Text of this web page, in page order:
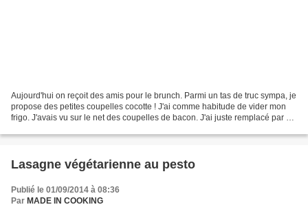
Aujourd'hui on reçoit des amis pour le brunch. Parmi un tas de truc sympa, je
propose des petites coupelles cocotte ! J'ai comme habitude de vider mon
frigo. J'avais vu sur le net des coupelles de bacon. J'ai juste remplacé par du
Lasagne végétarienne au pesto
Publié le 01/09/2014 à 08:36
Par MADE IN COOKING